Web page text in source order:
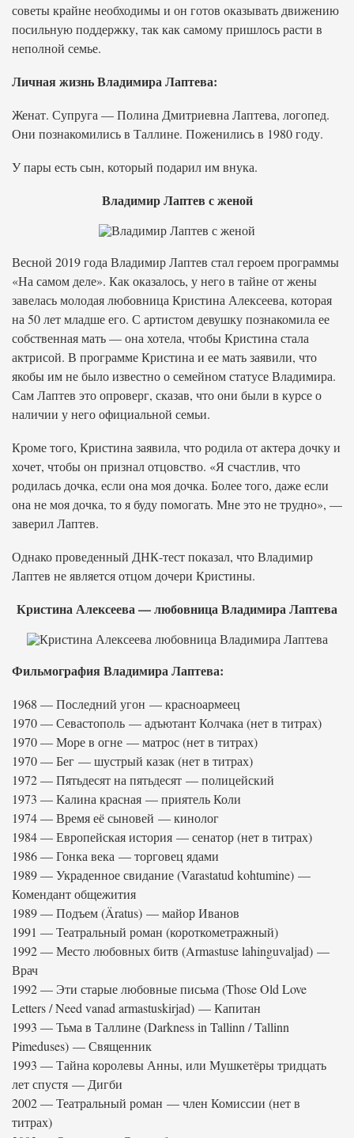
советы крайне необходимы и он готов оказывать движению
посильную поддержку, так как самому пришлось расти в
неполной семье.
Личная жизнь Владимира Лаптева:
Женат. Супруга — Полина Дмитриевна Лаптева, логопед.
Они познакомились в Таллине. Поженились в 1980 году.
У пары есть сын, который подарил им внука.
Владимир Лаптев с женой
Весной 2019 года Владимир Лаптев стал героем программы
«На самом деле». Как оказалось, у него в тайне от жены
завелась молодая любовница Кристина Алексеева, которая
на 50 лет младше его. С артистом девушку познакомила ее
собственная мать — она хотела, чтобы Кристина стала
актрисой. В программе Кристина и ее мать заявили, что
якобы им не было известно о семейном статусе Владимира.
Сам Лаптев это опроверг, сказав, что они были в курсе о
наличии у него официальной семьи.
Кроме того, Кристина заявила, что родила от актера дочку и
хочет, чтобы он признал отцовство. «Я счастлив, что
родилась дочка, если она моя дочка. Более того, даже если
она не моя дочка, то я буду помогать. Мне это не трудно», —
заверил Лаптев.
Однако проведенный ДНК-тест показал, что Владимир
Лаптев не является отцом дочери Кристины.
Кристина Алексеева — любовница Владимира Лаптева
Фильмография Владимира Лаптева:
1968 — Последний угон — красноармеец
1970 — Севастополь — адъютант Колчака (нет в титрах)
1970 — Море в огне — матрос (нет в титрах)
1970 — Бег — шустрый казак (нет в титрах)
1972 — Пятьдесят на пятьдесят — полицейский
1973 — Калина красная — приятель Коли
1974 — Время её сыновей — кинолог
1984 — Европейская история — сенатор (нет в титрах)
1986 — Гонка века — торговец ядами
1989 — Украденное свидание (Varastatud kohtumine) —
Комендант общежития
1989 — Подъем (Äratus) — майор Иванов
1991 — Театральный роман (короткометражный)
1992 — Место любовных битв (Armastuse lahinguvaljad) —
Врач
1992 — Эти старые любовные письма (Those Old Love
Letters / Need vanad armastuskirjad) — Капитан
1993 — Тьма в Таллине (Darkness in Tallinn / Tallinn
Pimeduses) — Священник
1993 — Тайна королевы Анны, или Мушкетёры тридцать
лет спустя — Дигби
2002 — Театральный роман — член Комиссии (нет в
титрах)